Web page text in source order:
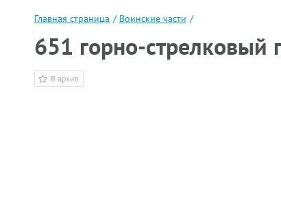
Главная страница / Воинские части /
651 горно-стрелковый
В архив